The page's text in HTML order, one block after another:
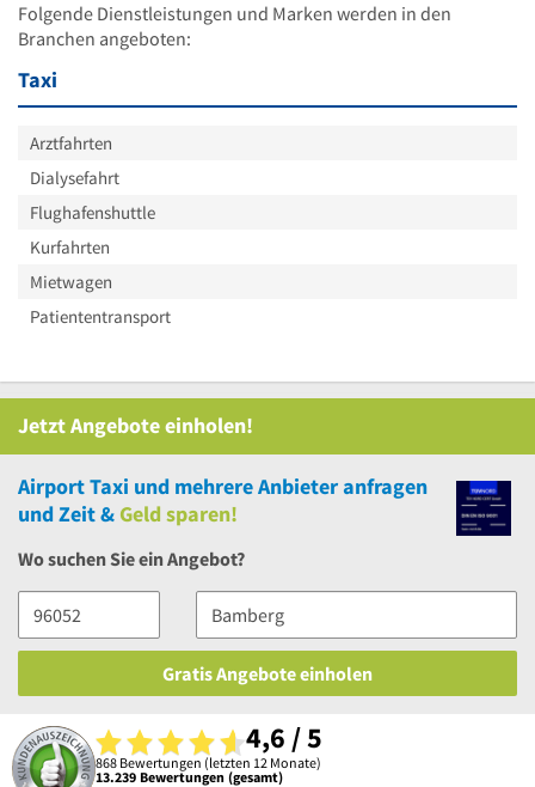
Folgende Dienstleistungen und Marken werden in den
Branchen angeboten:
Taxi
Arztfahrten
Dialysefahrt
Flughafenshuttle
Kurfahrten
Mietwagen
Patiententransport
Jetzt Angebote einholen!
Airport Taxi und mehrereAnbieter anfragen
und Zeit &Geld sparen!
Wo suchen Sie ein Angebot?
Gratis Angebote einholen
4,6 / 5
868 Bewertungen (letzten 12 Monate)
13.239 Bewertungen (gesamt)